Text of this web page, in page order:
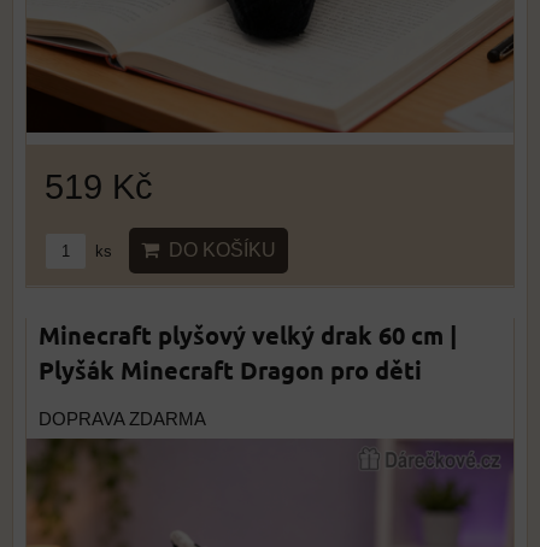
519 Kč
ks DO KOŠÍKU
Minecraft plyšový velký drak 60 cm |
Plyšák Minecraft Dragon pro děti
DOPRAVA ZDARMA